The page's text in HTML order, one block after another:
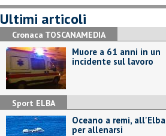
Ultimi articoli
Cronaca TOSCANAMEDIA
Muore a 61 anni in un
incidente sul lavoro
Sport ELBA
Oceano a remi, all'Elba
per allenarsi